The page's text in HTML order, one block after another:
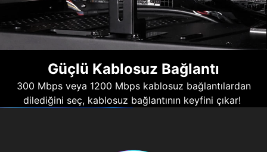
Güçlü Kablosuz Bağlantı
300 Mbps veya 1200 Mbps kablosuz bağlantılardan
dilediğini seç, kablosuz bağlantının keyfini çıkar!